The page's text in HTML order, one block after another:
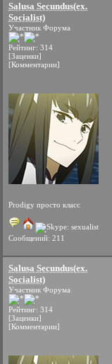
Salusa Secundus(ex.
Socialist)
Участник Форума
Рейтинг: 314
[Заценки]
[Комментарии]
Prodigy просто класс
Сообщений: 211
Salusa Secundus(ex.
Socialist)
Участник Форума
Рейтинг: 314
[Заценки]
[Комментарии]